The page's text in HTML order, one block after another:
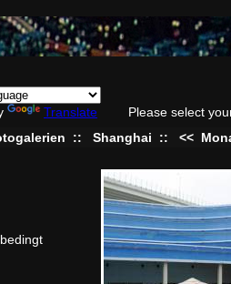
Translate
Please select
:: Shanghai :: <<